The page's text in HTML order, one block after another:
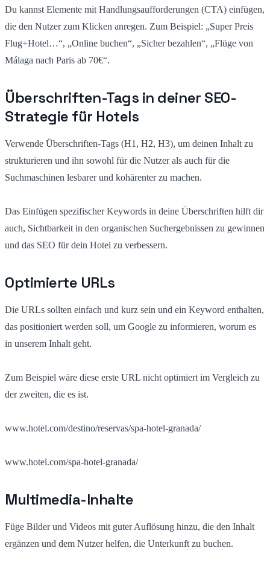
Du kannst Elemente mit Handlungsaufforderungen (CTA) einfügen,
die den Nutzer zum Klicken anregen. Zum Beispiel: „Super Preis
Flug+Hotel…“, „Online buchen“, „Sicher bezahlen“, „Flüge von
Málaga nach Paris ab 70€“.
Überschriften-Tags in deiner SEO-
Strategie für Hotels
Verwende Überschriften-Tags (H1, H2, H3), um deinen Inhalt zu
strukturieren und ihn sowohl für die Nutzer als auch für die
Suchmaschinen lesbarer und kohärenter zu machen.
Das Einfügen spezifischer Keywords in deine Überschriften hilft dir
auch, Sichtbarkeit in den organischen Suchergebnissen zu gewinnen
und das SEO für dein Hotel zu verbessern.
Optimierte URLs
Die URLs sollten einfach und kurz sein und ein Keyword enthalten,
das positioniert werden soll, um Google zu informieren, worum es
in unserem Inhalt geht.
Zum Beispiel wäre diese erste URL nicht optimiert im Vergleich zu
der zweiten, die es ist.
www.hotel.com/destino/reservas/spa-hotel-granada/
www.hotel.com/spa-hotel-granada/
Multimedia-Inhalte
Füge Bilder und Videos mit guter Auflösung hinzu, die den Inhalt
ergänzen und dem Nutzer helfen, die Unterkunft zu buchen.